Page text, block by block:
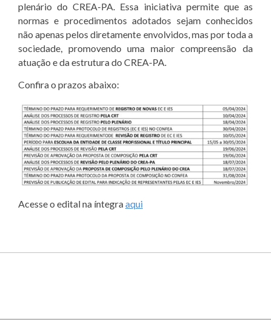
plenário do CREA-PA. Essa iniciativa permite que as
normas e procedimentos adotados sejam conhecidos
não apenas pelos diretamente envolvidos, mas por toda a
sociedade, promovendo uma maior compreensão da
atuação e da estrutura do CREA-PA.
Confira o prazos abaixo:
Acesse o edital na íntegraaqui